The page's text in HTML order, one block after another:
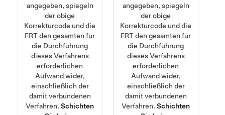
angegeben, spiegeln
der obige
Korrekturcode und die
FRT den gesamten für
die Durchführung
dieses Verfahrens
erforderlichen
Aufwand wider,
einschließlich der
damit verbundenen
Verfahren.Schichten
angegeben, spiegeln
der obige
Korrekturcode und die
FRT den gesamten für
die Durchführung
dieses Verfahrens
erforderlichen
Aufwand wider,
einschließlich der
damit verbundenen
Verfahren.Schichten